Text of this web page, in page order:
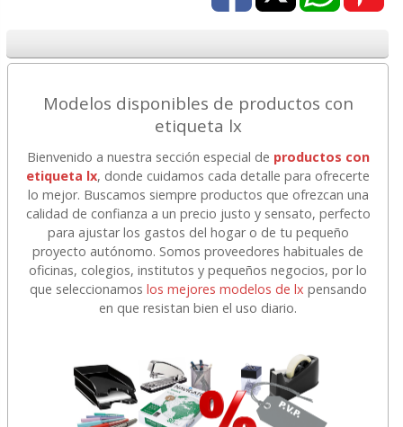
Modelos disponibles de productos con
etiqueta lx
Bienvenido a nuestra sección especial de productos con
etiqueta lx, donde cuidamos cada detalle para ofrecerte
lo mejor. Buscamos siempre productos que ofrezcan una
calidad de confianza a un precio justo y sensato, perfecto
para ajustar los gastos del hogar o de tu pequeño
proyecto autónomo. Somos proveedores habituales de
oficinas, colegios, institutos y pequeños negocios, por lo
que seleccionamos los mejores modelos de lx pensando
en que resistan bien el uso diario.